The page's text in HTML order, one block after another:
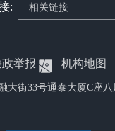
: 相关链接
政举报 机构地图
大街33号通泰大厦C座